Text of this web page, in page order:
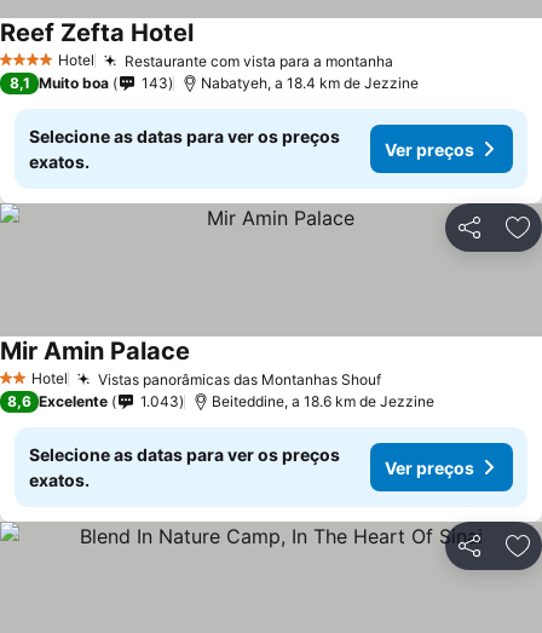
4 EstrelasHotel Restaurante com vista para a montanha
Reef Zefta HotelVer preços
8,1 Muito boa 143 Nabatyeh, a 18.4 km de Jezzine
Selecione as datas para ver os preços
exatos.
Ver preços
Partilhar
2 Estrelas
Hotel Vistas panorâmicas das Montanhas ShoufVer preços
Mir Amin Palace
8,6 Excelente 1.043 Beiteddine, a 18.6 km de Jezzine
Selecione as datas para ver os preços
exatos.
Ver preços
Partilhar